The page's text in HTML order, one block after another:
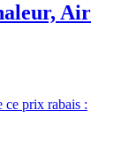
Air
ce prix rabais :